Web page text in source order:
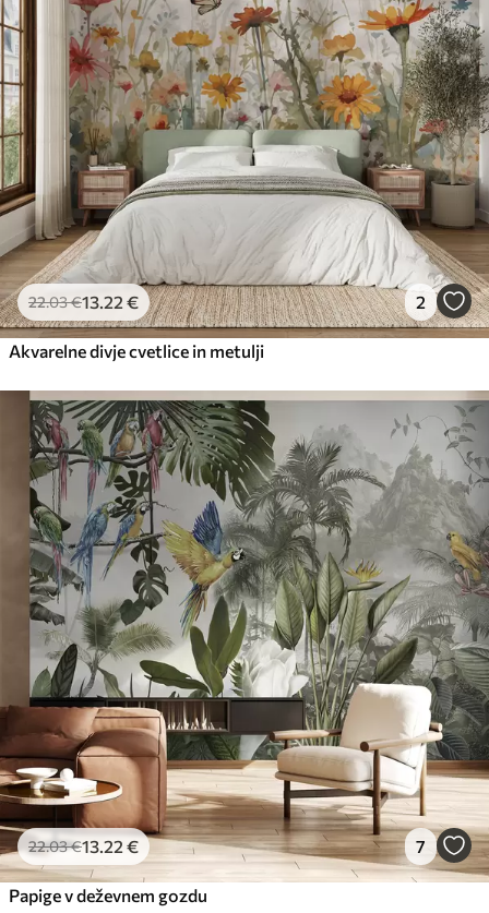
22.03€13 .22 € 2
Akvarelne divje cvetlice in metulji
22.03€13 .22 € 7
Papige v deževnem gozdu